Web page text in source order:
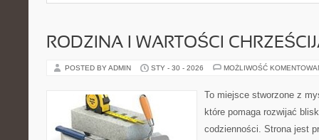
RODZINA I WARTOŚCI
POSTED BY ADMIN STY - 30 - 2026 MOŻLIWOŚĆ
To miejsce stworzone z
które pomaga rozwijać
codzienności. Strona jest